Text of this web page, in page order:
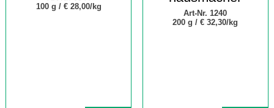
100 g / € 28,00/kg
Art-Nr. 1240
200 g /€ 32,30/kg